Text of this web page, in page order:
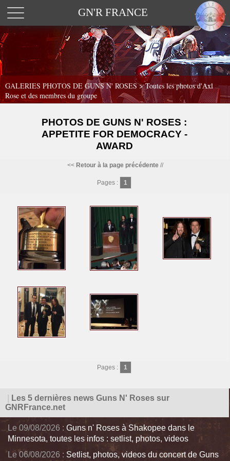
GN'R FRANCE
GALERIES PHOTOS DE GUNS N' ROSES >Toutes les photos d'Axl
Rose et des membres du groupe
PHOTOS DE GUNS N' ROSES :
APPETITE FOR DEMOCRACY -
AWARD
<< Retour à la page précédente//
Pages : 1
Pages : 1
Les 5 dernières news Guns N' Roses sur
GNRFrance.net
Le 09/08/2026 : Guns n' Roses à Shakopee dans le
Minnesota, toutes les infos : setlist, photos, videos
Le 06/08/2026 : Setlist, photos, videos du concert de Guns